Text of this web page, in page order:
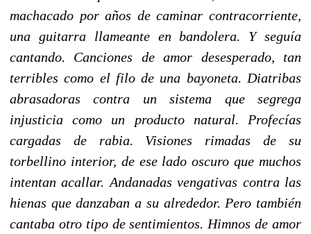
machacado por años de caminar contracorriente,
una guitarra llameante en bandolera. Y seguía
cantando. Canciones de amor desesperado, tan
terribles como el filo de una bayoneta. Diatribas
abrasadoras contra un sistema que segrega
injusticia como un producto natural. Profecías
cargadas de rabia. Visiones rimadas de su
torbellino interior, de ese lado oscuro que muchos
intentan acallar. Andanadas vengativas contra las
hienas que danzaban a su alrededor. Pero también
cantaba otro tipo de sentimientos. Himnos de amor